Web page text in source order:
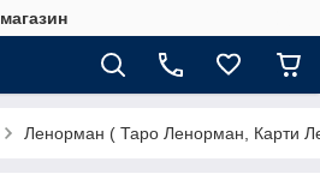
Ленорман ( Таро Ленорман, Карти